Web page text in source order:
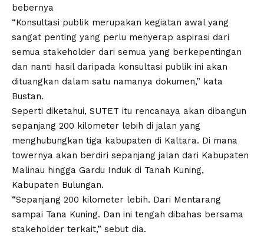
bebernya
“Konsultasi publik merupakan kegiatan awal yang
sangat penting yang perlu menyerap aspirasi dari
semua stakeholder dari semua yang berkepentingan
dan nanti hasil daripada konsultasi publik ini akan
dituangkan dalam satu namanya dokumen,” kata
Bustan.
Seperti diketahui, SUTET itu rencanaya akan dibangun
sepanjang 200 kilometer lebih di jalan yang
menghubungkan tiga kabupaten di Kaltara. Di mana
towernya akan berdiri sepanjang jalan dari Kabupaten
Malinau hingga Gardu Induk di Tanah Kuning,
Kabupaten Bulungan.
“Sepanjang 200 kilometer lebih. Dari Mentarang
sampai Tana Kuning. Dan ini tengah dibahas bersama
stakeholder terkait,” sebut dia.